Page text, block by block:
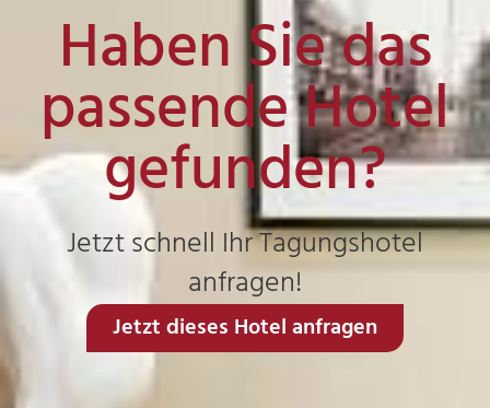
Haben Sie das
passende Hotel
gefunden?
Jetzt schnell Ihr Tagungshotel
anfragen!
Jetzt dieses Hotel anfragen